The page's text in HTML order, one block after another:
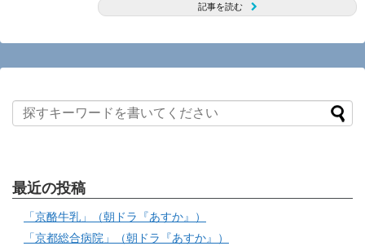
記事を読む
最近の投稿
「京酪牛乳」（朝ドラ『あすか』）
「京都総合病院」（朝ドラ『あすか』）